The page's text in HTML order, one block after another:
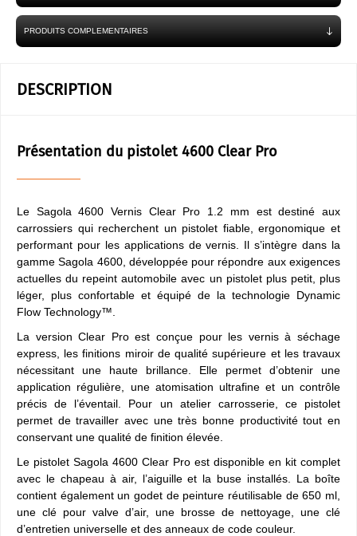
PRODUITS COMPLEMENTAIRES
DESCRIPTION
Présentation du pistolet 4600 Clear Pro
Le Sagola 4600 Vernis Clear Pro 1.2 mm est destiné aux
carrossiers qui recherchent un pistolet fiable, ergonomique et
performant pour les applications de vernis. Il s’intègre dans la
gamme Sagola 4600, développée pour répondre aux exigences
actuelles du repeint automobile avec un pistolet plus petit, plus
léger, plus confortable et équipé de la technologie Dynamic
Flow Technology™.
La version Clear Pro est conçue pour les vernis à séchage
express, les finitions miroir de qualité supérieure et les travaux
nécessitant une haute brillance. Elle permet d’obtenir une
application régulière, une atomisation ultrafine et un contrôle
précis de l’éventail. Pour un atelier carrosserie, ce pistolet
permet de travailler avec une très bonne productivité tout en
conservant une qualité de finition élevée.
Le pistolet Sagola 4600 Clear Pro est disponible en kit complet
avec le chapeau à air, l’aiguille et la buse installés. La boîte
contient également un godet de peinture réutilisable de 650 ml,
une clé pour valve d’air, une brosse de nettoyage, une clé
d’entretien universelle et des anneaux de code couleur.